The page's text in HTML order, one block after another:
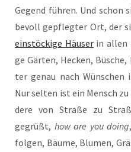
Gegend füh­ren. Und
be­voll gepfleg­ter Ort, der
ein­stö­cki­ge Häu­serin allen
ge Gär­ten, Hecken,
ter genau nach
Nur sel­ten ist ein Mensch
de­re von Stra­ße zu
gegrüßt, how are you doing
fol­gen, Bäu­me, Blu­men,